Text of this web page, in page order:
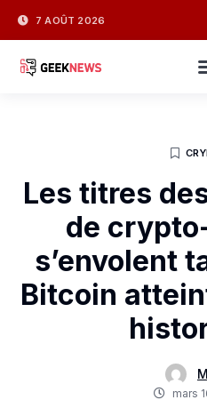
7 AOÛT 2026
Les titres
de
s’envolent
Bitcoin
mars